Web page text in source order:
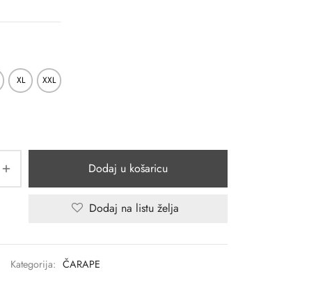
XL XXL
Dodaj u košaricu
Dodaj na listu želja
Kategorija: ČARAPE